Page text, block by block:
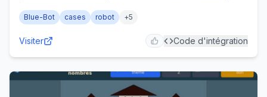
Blue-Bot cases robot +5
Visiter Code d'intégration